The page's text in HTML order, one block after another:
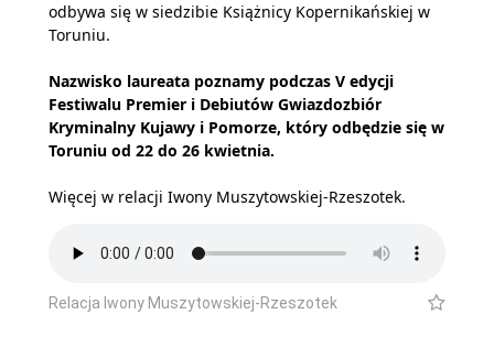
odbywa się w siedzibie Książnicy Kopernikańskiej w
Toruniu.
Nazwisko laureata poznamy podczas V edycji
Festiwalu Premier i Debiutów Gwiazdozbiór
Kryminalny Kujawy i Pomorze, który odbędzie się w
Toruniu od 22 do 26 kwietnia.
Więcej w relacji Iwony Muszytowskiej-Rzeszotek.
Relacja Iwony Muszytowskiej-Rzeszotek